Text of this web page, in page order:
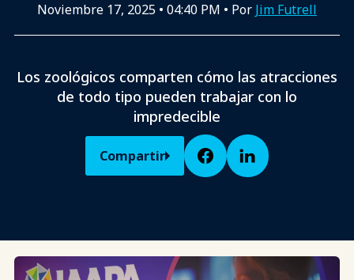
Noviembre 17, 2025 • 04:40 PM • Por Jim Futrell
Los zoológicos comparten cómo las atracciones
de todo tipo pueden trabajar con lo
impredecible
Compartir